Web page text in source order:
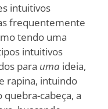
intuitivos
frequentemente
tendo uma
intuitivos
para uma ideia,
rapina, intuindo
cabeça, a